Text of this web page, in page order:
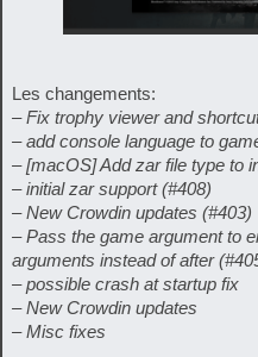
Les changements:
– Fix trophy viewer and
– add console language to
– [macOS] Add zar file type to
– initial zar support (#408)
– New Crowdin updates (#403)
– Pass the game argument to
arguments instead of after
– possible crash at startup fix
– New Crowdin updates
– Misc fixes